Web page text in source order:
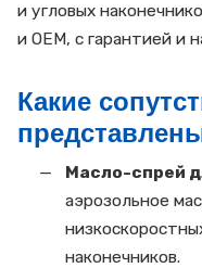
и угловых
и ОЕМ, с гарантией и
Какие
Масло-спрей
аэрозольное
наконечников.